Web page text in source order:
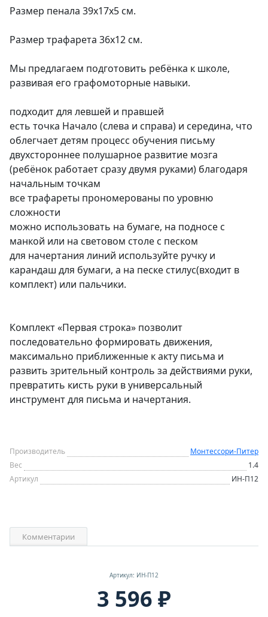
Размер пенала 39х17х5 см.
Размер трафарета 36х12 см.
Мы предлагаем подготовить ребёнка к школе,
развивая его графомоторные навыки.
подходит для левшей и правшей
есть точка Начало (слева и справа) и середина, что
облегчает детям процесс обучения письму
двухстороннее полушарное развитие мозга
(ребёнок работает сразу двумя руками) благодаря
начальным точкам
все трафареты прономерованы по уровню
сложности
можно использовать на бумаге, на подносе с
манкой или на световом столе с песком
для начертания линий используйте ручку и
карандаш для бумаги, а на песке стилус(входит в
комплект) или пальчики.
Комплект «Первая строка» позволит
последовательно формировать движения,
максимально приближенные к акту письма и
развить зрительный контроль за действиями руки,
превратить кисть руки в универсальный
инструмент для письма и начертания.
Производитель
Монтессори-Питер
Вес
1.4
Артикул
ИН-П12
Комментарии
Артикул: ИН-П12
3 596 ₽